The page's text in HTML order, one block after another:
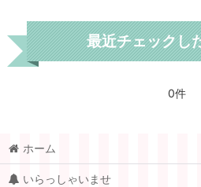
最近チェックし
0件
ホーム
いらっしゃいませ